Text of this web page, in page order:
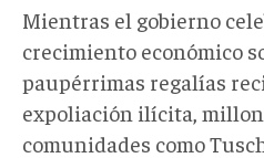
Mientras el gobierno
crecimiento económico
paupérrimas regalías
expoliación ilícita ,
comunidades como